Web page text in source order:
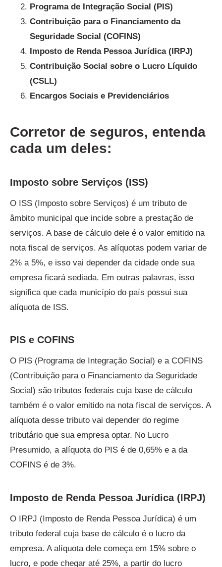
Programa de Integração Social (PIS)
Contribuição para o Financiamento da
Seguridade Social (COFINS)
Imposto de Renda Pessoa Jurídica (IRPJ)
Contribuição Social sobre o Lucro Líquido
(CSLL)
Encargos Sociais e Previdenciários
Corretor de seguros, entenda
cada um deles:
Imposto sobre Serviços (ISS)
O ISS (Imposto sobre Serviços) é um tributo de
âmbito municipal que incide sobre a prestação de
serviços. A base de cálculo dele é o valor emitido na
nota fiscal de serviços. As alíquotas podem variar de
2% a 5%, e isso vai depender da cidade onde sua
empresa ficará sediada. Em outras palavras, isso
significa que cada município do país possui sua
alíquota de ISS.
PIS e COFINS
O PIS (Programa de Integração Social) e a COFINS
(Contribuição para o Financiamento da Seguridade
Social) são tributos federais cuja base de cálculo
também é o valor emitido na nota fiscal de serviços. A
alíquota desse tributo vai depender do regime
tributário que sua empresa optar. No Lucro
Presumido, a alíquota do PIS é de 0,65% e a da
COFINS é de 3%.
Imposto de Renda Pessoa Jurídica (IRPJ)
O IRPJ (Imposto de Renda Pessoa Jurídica) é um
tributo federal cuja base de cálculo é o lucro da
empresa. A alíquota dele começa em 15% sobre o
lucro, e pode chegar até 25%, a partir do lucro